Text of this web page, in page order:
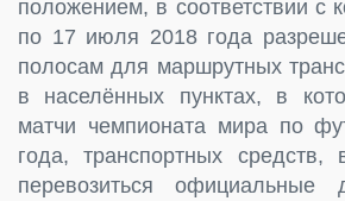
положением, в соответствии с
по 17 июля 2018 года
полосам для маршрутных
в населённых пунктах, в
матчи чемпионата мира по
года, транспортных средств,
перевозиться официальные